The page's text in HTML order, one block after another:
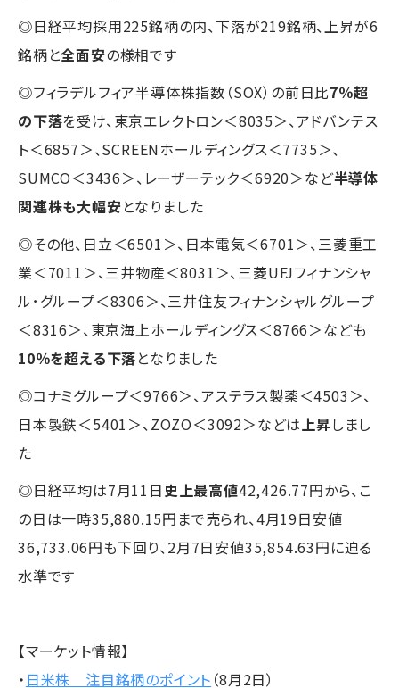
◎日経平均採用225銘柄の内、下落が219銘柄、上昇が6
銘柄と全面安の様相です
◎フィラデルフィア半導体株指数（SOX）の前日比7％超
の下落を受け、東京エレクトロン＜8035＞、アドバンテス
ト＜6857＞、SCREENホールディングス＜7735＞、
SUMCO＜3436＞、レーザーテック＜6920＞など半導体
関連株も大幅安となりました
◎その他、日立＜6501＞、日本電気＜6701＞、三菱重工
業＜7011＞、三井物産＜8031＞、三菱UFJフィナンシャ
ル･グループ＜8306＞、三井住友フィナンシャルグループ
＜8316＞、東京海上ホールディングス＜8766＞なども
10％を超える下落となりました
◎コナミグループ＜9766＞、アステラス製薬＜4503＞、
日本製鉄＜5401＞、ZOZO＜3092＞などは 上昇しまし
た
◎日経平均は7月11日 史上最高値42,426.77円から、こ
の日は一時35,880.15円まで売られ、4月19日安値
36,733.06円も下回り、2月7日安値35,854.63円に迫る
水準です
【マーケット情報】
・ 日米株 注目銘柄のポイント （8月2日）